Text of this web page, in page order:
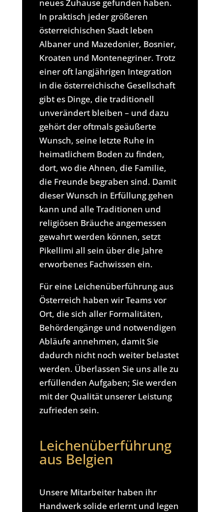
neues Zuhause gefunden haben.
In praktisch jeder größeren
österreichischen Stadt leben
Albaner und Mazedonier, Bosnier,
Kroaten und Montenegriner. Trotz
einer oft langjährigen Integration
in die österreichische Gesellschaft
gibt es Dinge, die traditionell
unverändert bleiben – und dazu
gehört der oftmals geäußerte
Wunsch, seine letzte Ruhe in
heimatlichem Boden zu finden,
dort, wo die Ahnen, die Familie,
die Freunde begraben sind. Damit
dieser Wunsch in Erfüllung gehen
kann und alle Traditionen und
religiösen Bräuche angemessen
gewahrt werden können, setzt
Pikellimi all sein über die Jahre
erworbenes Fachwissen ein.
Für eine Leichenüberführung aus
Österreich haben wir Teams vor
Ort, die sich aller Formalitäten,
Behördengänge und notwendigen
Abläufe annehmen, damit Sie
dadurch nicht noch weiter belastet
werden. Überlassen Sie uns alle zu
erfüllenden Aufgaben; Sie werden
mit der Qualität unserer Leistung
zufrieden sein.
Leichenüberführung
aus Belgien
Unsere Mitarbeiter haben ihr
Handwerk solide erlernt und legen